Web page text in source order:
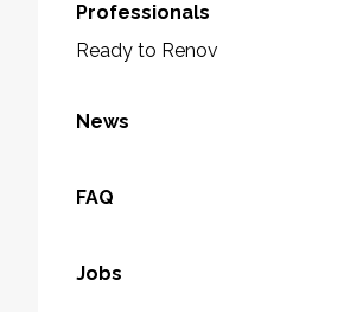
Professionals
Ready to Renov
News
FAQ
Jobs